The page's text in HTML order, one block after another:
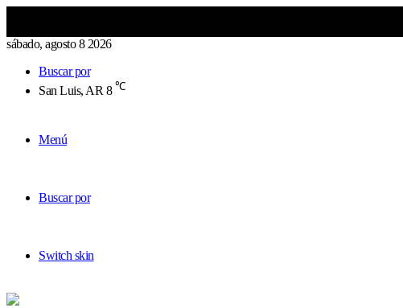
sábado, agosto 8 2026
Buscar por
San Luis, AR 8 ℃
Menú
Buscar por
Switch skin